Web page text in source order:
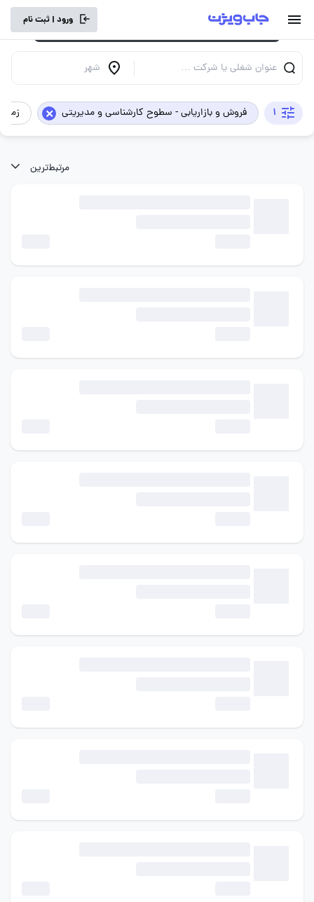
ورود | ثبت نام
عنوان شغلی یا شرکت … شهر
1 فروش و بازاریابی - سطوح کارشناسی و مدیریتی ×
برای تجربه کاربری بهتر و سرعت بالاتر، vpn
خود را خاموش کنید.